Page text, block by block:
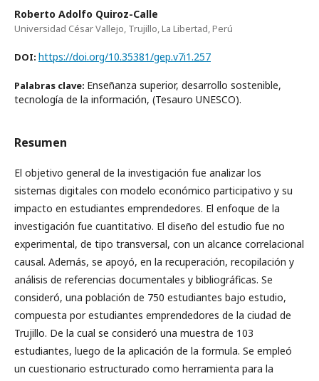
Roberto Adolfo Quiroz-Calle
Universidad César Vallejo, Trujillo, La Libertad, Perú
DOI: https://doi.org/10.35381/gep.v7i1.257
Palabras clave: Enseñanza superior, desarrollo sostenible,
tecnología de la información, (Tesauro UNESCO).
Resumen
El objetivo general de la investigación fue analizar los
sistemas digitales con modelo económico participativo y su
impacto en estudiantes emprendedores. El enfoque de la
investigación fue cuantitativo. El diseño del estudio fue no
experimental, de tipo transversal, con un alcance correlacional
causal. Además, se apoyó, en la recuperación, recopilación y
análisis de referencias documentales y bibliográficas. Se
consideró, una población de 750 estudiantes bajo estudio,
compuesta por estudiantes emprendedores de la ciudad de
Trujillo. De la cual se consideró una muestra de 103
estudiantes, luego de la aplicación de la formula. Se empleó
un cuestionario estructurado como herramienta para la